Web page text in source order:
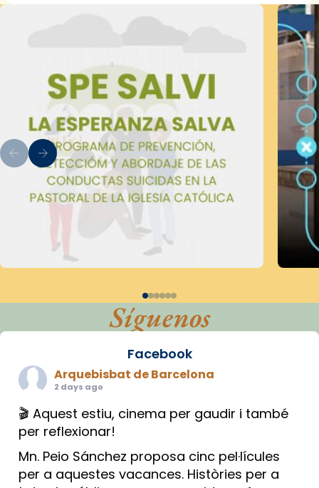
Síguenos
Facebook
Arquebisbat de Barcelona
2 days ago
🎬 Aquest estiu, cinema per gaudir i també
per reflexionar!
Mn. Peio Sánchez proposa cinc pel·lícules
per a aquestes vacances. Històries per a